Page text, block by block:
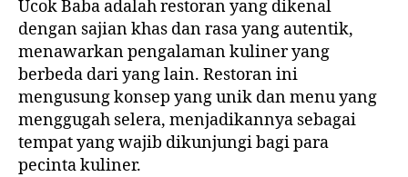
Ucok Baba adalah restoran yang dikenal
dengan sajian khas dan rasa yang autentik,
menawarkan pengalaman kuliner yang
berbeda dari yang lain. Restoran ini
mengusung konsep yang unik dan menu yang
menggugah selera, menjadikannya sebagai
tempat yang wajib dikunjungi bagi para
pecinta kuliner.